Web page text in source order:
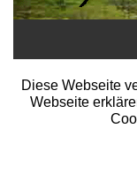
Startseite
Diese Webseite
Webseite